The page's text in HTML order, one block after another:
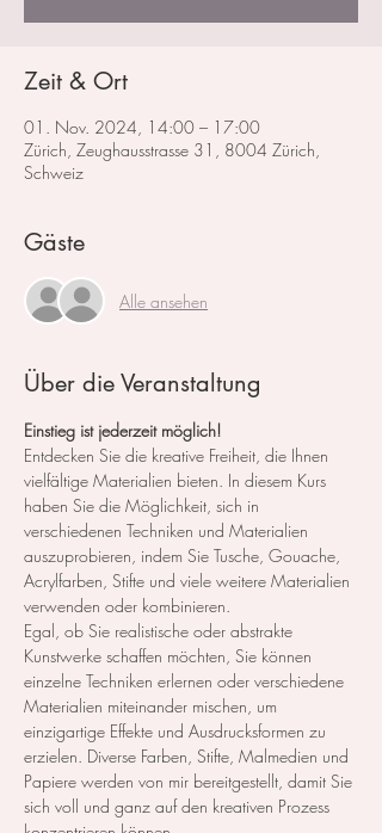
Zeit & Ort
01. Nov. 2024, 14:00 – 17:00
Zürich, Zeughausstrasse 31, 8004 Zürich,
Schweiz
Gäste
Alle ansehen
Über die Veranstaltung
Einstieg ist jederzeit möglich!
Entdecken Sie die kreative Freiheit, die Ihnen
vielfältige Materialien bieten. In diesem Kurs
haben Sie die Möglichkeit, sich in
verschiedenen Techniken und Materialien
auszuprobieren, indem Sie Tusche, Gouache,
Acrylfarben, Stifte und viele weitere Materialien
verwenden oder kombinieren.
Egal, ob Sie realistische oder abstrakte
Kunstwerke schaffen möchten, Sie können
einzelne Techniken erlernen oder verschiedene
Materialien miteinander mischen, um
einzigartige Effekte und Ausdrucksformen zu
erzielen. Diverse Farben, Stifte, Malmedien und
Papiere werden von mir bereitgestellt, damit Sie
sich voll und ganz auf den kreativen Prozess